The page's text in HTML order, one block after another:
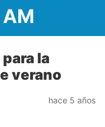
AM
la
verano
hace 5 años